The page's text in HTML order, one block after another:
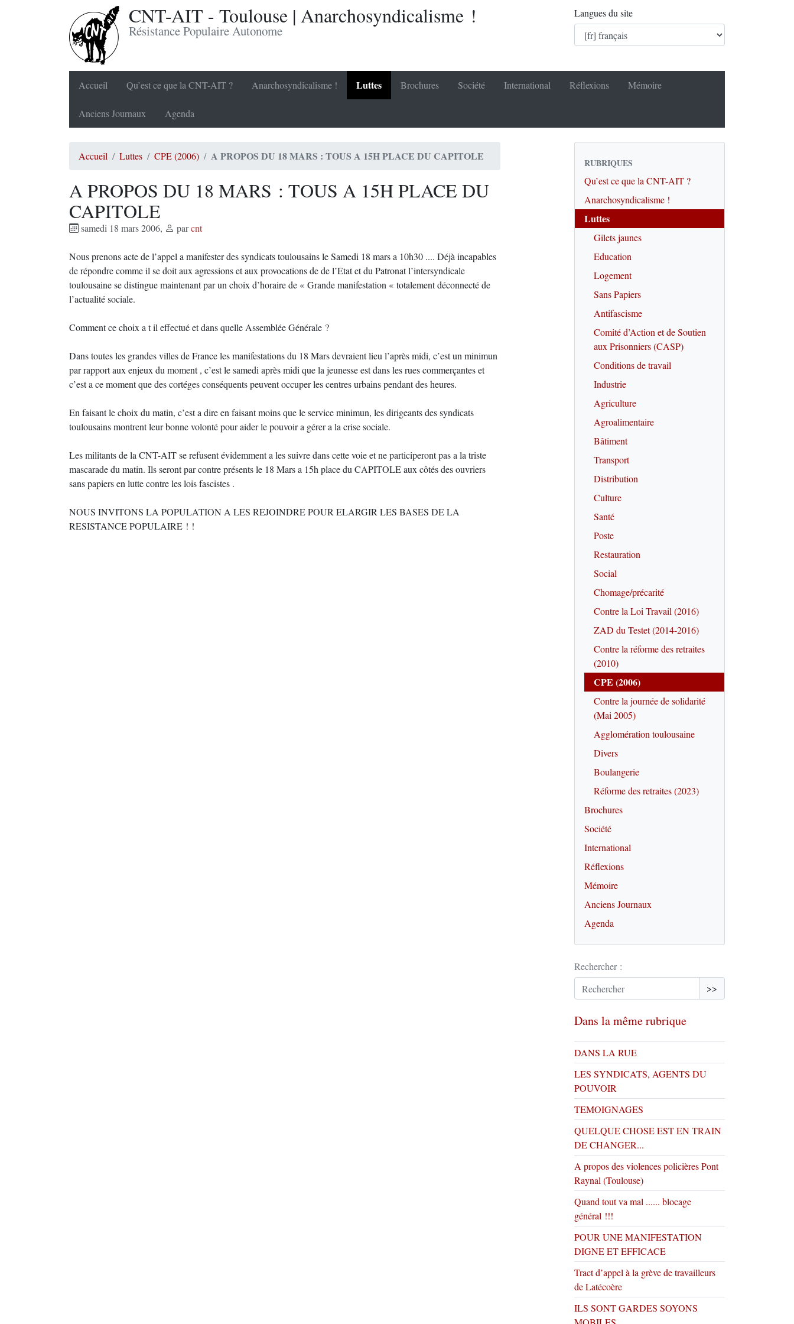
CNT-AIT - Toulouse | Anarchosyndicalisme !
Résistance Populaire Autonome
Langues du site
Accueil Qu’est ce que la CNT-AIT ? Anarchosyndicalisme ! Luttes Brochures Société International Réflexions Mémoire
Anciens Journaux Agenda
Accueil Luttes CPE (2006) A PROPOS DU 18 MARS : TOUS A 15H PLACE DU CAPITOLE
A PROPOS DU 18 MARS : TOUS A 15H PLACE DU
CAPITOLE
samedi 18 mars 2006, parcnt
Nous prenons acte de l’appel a manifester des syndicats toulousains le Samedi 18 mars a 10h30 .... Déjà incapables
de répondre comme il se doit aux agressions et aux provocations de de l’Etat et du Patronat l’intersyndicale
toulousaine se distingue maintenant par un choix d’horaire de « Grande manifestation « totalement déconnecté de
l’actualité sociale.
Comment ce choix a t il effectué et dans quelle Assemblée Générale ?
Dans toutes les grandes villes de France les manifestations du 18 Mars devraient lieu l’après midi, c’est un minimun
par rapport aux enjeux du moment , c’est le samedi après midi que la jeunesse est dans les rues commerçantes et
c’est a ce moment que des cortéges conséquents peuvent occuper les centres urbains pendant des heures.
En faisant le choix du matin, c’est a dire en faisant moins que le service minimun, les dirigeants des syndicats
toulousains montrent leur bonne volonté pour aider le pouvoir a gérer a la crise sociale.
Les militants de la CNT-AIT se refusent évidemment a les suivre dans cette voie et ne participeront pas a la triste
mascarade du matin. Ils seront par contre présents le 18 Mars a 15h place du CAPITOLE aux côtés des ouvriers
sans papiers en lutte contre les lois fascistes .
NOUS INVITONS LA POPULATION A LES REJOINDRE POUR ELARGIR LES BASES DE LA
RESISTANCE POPULAIRE ! !
RUBRIQUES
Qu’est ce que la CNT-AIT ?
Anarchosyndicalisme !
Luttes
Gilets jaunes
Education
Logement
Sans Papiers
Antifascisme
Comité d’Action et de Soutien
aux Prisonniers (CASP)
Conditions de travail
Industrie
Agriculture
Agroalimentaire
Bâtiment
Transport
Distribution
Culture
Santé
Poste
Restauration
Social
Chomage/précarité
Contre la Loi Travail (2016)
ZAD du Testet (2014-2016)
Contre la réforme des retraites
(2010)
CPE (2006)
Contre la journée de solidarité
(Mai 2005)
Agglomération toulousaine
Divers
Boulangerie
Réforme des retraites (2023)
Brochures
Société
International
Réflexions
Mémoire
Anciens Journaux
Agenda
Rechercher :
>>
Dans la même rubrique
DANS LA RUE
LES SYNDICATS, AGENTS DU
POUVOIR
TEMOIGNAGES
QUELQUE CHOSE EST EN TRAIN
DE CHANGER...
A propos des violences policières Pont
Raynal (Toulouse)
Quand tout va mal ...... blocage
général !!!
POUR UNE MANIFESTATION
DIGNE ET EFFICACE
Tract d’appel à la grève de travailleurs
de Latécoère
ILS SONT GARDES SOYONS